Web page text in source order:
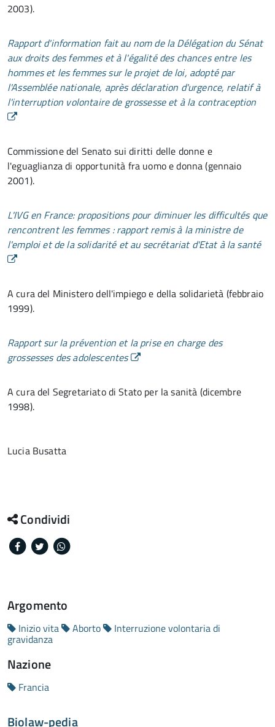
2003).
Rapport d'information fait au nom de la Délégation du Sénat
aux droits des femmes et à l'égalité des chances entre les
hommes et les femmes sur le projet de loi, adopté par
l'Assemblée nationale, après déclaration d'urgence, relatif à
l'interruption volontaire de grossesse et à la contraception
Commissione del Senato sui diritti delle donne e
l'eguaglianza di opportunità fra uomo e donna (gennaio
2001).
L'IVG en France: propositions pour diminuer les difficultés que
rencontrent les femmes : rapport remis à la ministre de
l'emploi et de la solidarité et au secrétariat d'Etat à la santé
A cura del Ministero dell'impiego e della solidarietà (febbraio
1999).
Rapport sur la prévention et la prise en charge des
grossesses des adolescentes
A cura del Segretariato di Stato per la sanità (dicembre
1998).
Lucia Busatta
Condividi
Facebook
Twitter
Argomento
Inizio vita Aborto Interruzione volontaria di
gravidanza
Nazione
Francia
Biolaw-pedia